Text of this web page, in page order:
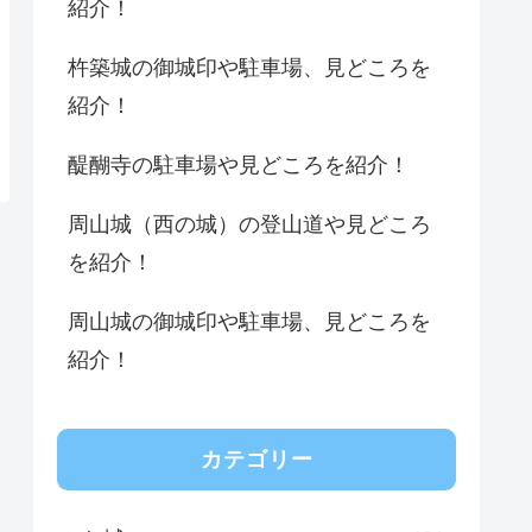
紹介！
杵築城の御城印や駐車場、見どころを
紹介！
醍醐寺の駐車場や見どころを紹介！
周山城（西の城）の登山道や見どころ
を紹介！
周山城の御城印や駐車場、見どころを
紹介！
カテゴリー